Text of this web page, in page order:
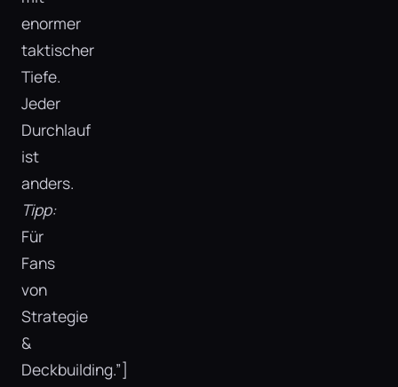
enormer
taktischer
Tiefe.
Jeder
Durchlauf
ist
anders.
Tipp:
Für
Fans
von
Strategie
&
Deckbuilding.”]